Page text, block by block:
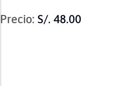
Precio: S/. 48.00